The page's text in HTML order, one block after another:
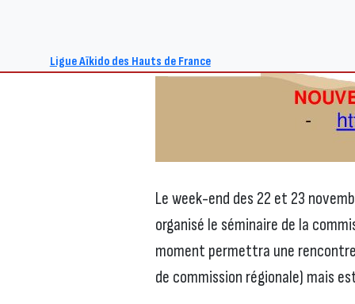
Ligue Aïkido des Hauts de France
Le week-end des 22 et 23
organisé le séminaire de la
moment permettra une
de commission régionale) mais